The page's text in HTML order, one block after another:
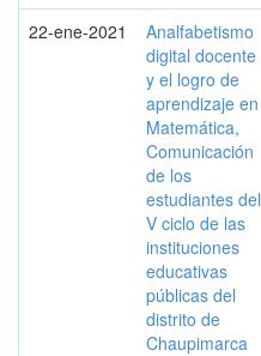
22-ene-2021
Analfabetismo
digital docente
y el logro de
aprendizaje en
Matemática,
Comunicación
de los
estudiantes del
V ciclo de las
instituciones
educativas
públicas del
distrito de
Chaupimarca